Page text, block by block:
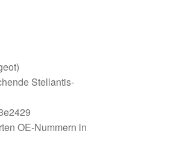
Stellantis-
OE‑Nummern in